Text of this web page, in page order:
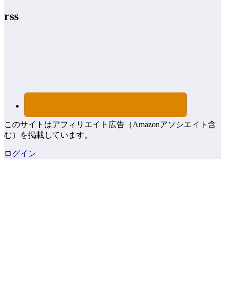
rss
このサイトはアフィリエイト広告（Amazonアソシエイト含
む）を掲載しています。
ログイン